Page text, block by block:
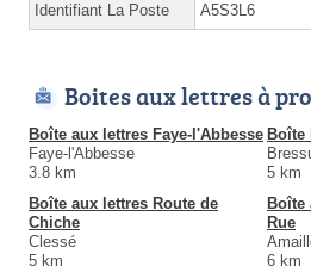
Identifiant La Poste A5S3L6
Boites aux lettres à
Boîte aux lettres Faye-l'Abbesse
Faye-l'Abbesse
3.8 km
Boîte
5 km
Boîte aux lettres Route de
Chiche
Clessé
5 km
Boîte
Rue
6 km